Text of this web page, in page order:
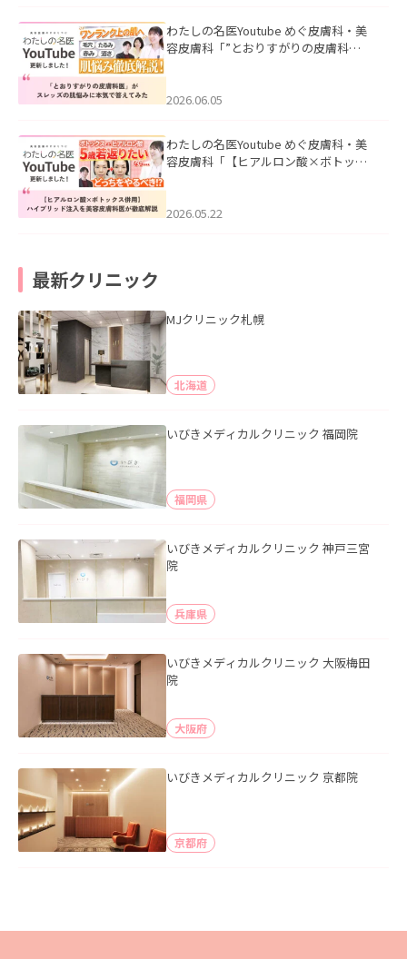
わたしの名医Youtube めぐ皮膚科・美
容皮膚科「”とおりすがりの皮膚科
2026.06.05
わたしの名医Youtube めぐ皮膚科・美
容皮膚科「【ヒアルロン酸×ボトック
た。
2026.05.22
最新クリニック
MJクリニック札幌
北海道
いびきメディカルクリニック 福岡院
福岡県
いびきメディカルクリニック 神戸三宮
院
兵庫県
いびきメディカルクリニック 大阪梅田
院
大阪府
いびきメディカルクリニック 京都院
京都府